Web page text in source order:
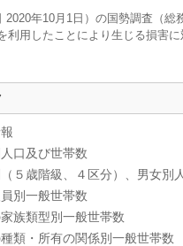
年10月1日）の国勢調査（
利用したことにより生じる損害
口及び世帯数
５歳階級、４区分）、男女別
別一般世帯数
族類型別一般世帯数
類・所有の関係別一般世帯数